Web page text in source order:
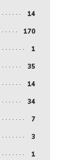
14
170
1
35
14
34
7
3
1